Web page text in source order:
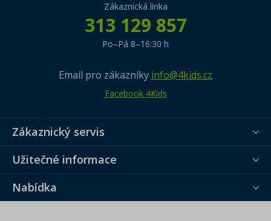
Zákaznická linka
313 129 857
Po–Pá 8–16:30 h
Email pro zákazníky info@4kids.cz
Facebook 4Kids
Zákaznický servis
Užitečné informace
Nabídka